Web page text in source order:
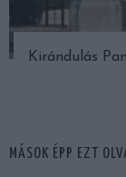
Kirándulás
MÁSOK ÉPP EZT